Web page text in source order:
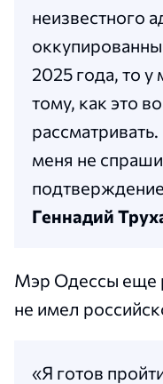
неизвестного
2025 года, то
тому, как это
меня не
Геннадий
Мэр Одессы еще
не имел
«Я готов